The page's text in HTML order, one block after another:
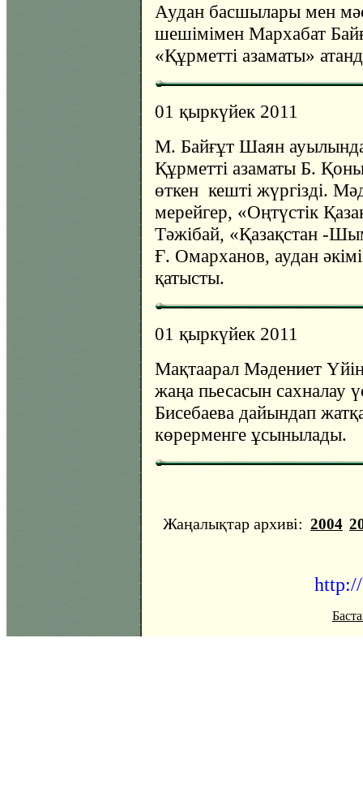
Аудан басшылары мен
шешімімен Мархабат
«Құрметті азаматы»
01 қыркүйек 2011
М. Байғұт Шаян
Құрметті азаматы Б.
өткен кешті жүргізді.
мерейгер, «Оңтүстік
Тәжібай, «Қазақстан -
Ғ. Омарханов, аудан
қатысты.
01 қыркүйек 2011
Мақтаарал Мәдениет
жаңа пьесасын сахналау
Бисебаева дайындап
көрерменге ұсынылады.
Жаңалықтар архиві: 2004